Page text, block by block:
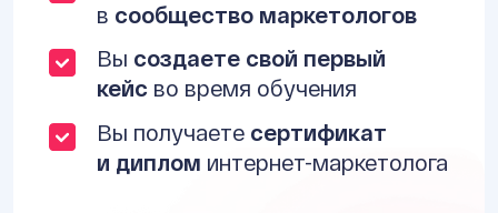
в сообщество маркетологов
Вы создаете свой первый
кейс во время обучения
Вы получаете сертификат
и диплом интернет-маркетолога